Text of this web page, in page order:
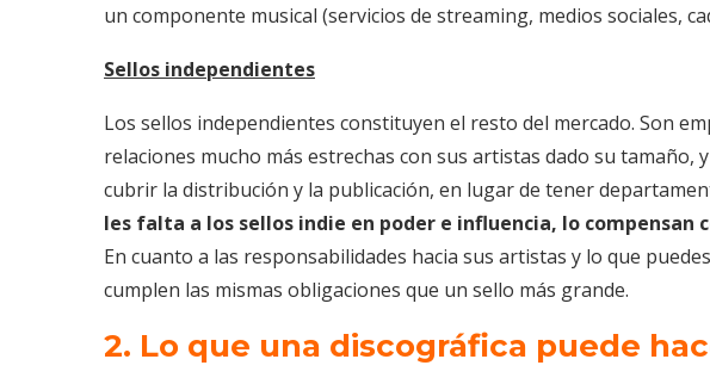
un componente musical (servicios de streaming, medios sociales,
Sellos independientes
Los sellos independientes constituyen el resto del mercado. Son
relaciones mucho más estrechas con sus artistas dado su tamaño,
cubrir la distribución y la publicación, en lugar de tener
les falta a los sellos indie en poder e influencia, lo compensan
En cuanto a las responsabilidades hacia sus artistas y lo que
cumplen las mismas obligaciones que un sello más grande.
2. Lo que una discográfica puede